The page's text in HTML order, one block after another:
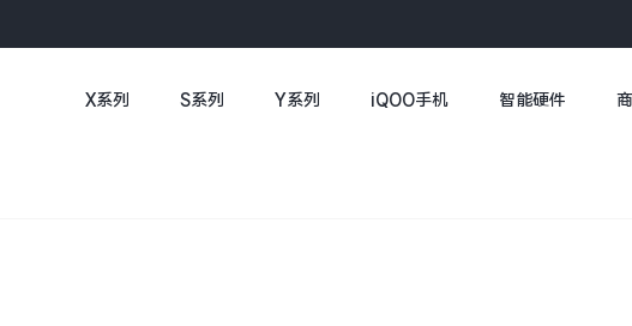
X系列 S系列 Y系列 iQOO手机 智能硬件